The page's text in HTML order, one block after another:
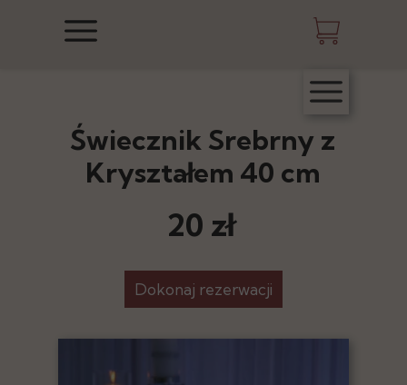
Świecznik Srebrny z
Kryształem 40 cm
20 zł
Dokonaj rezerwacji